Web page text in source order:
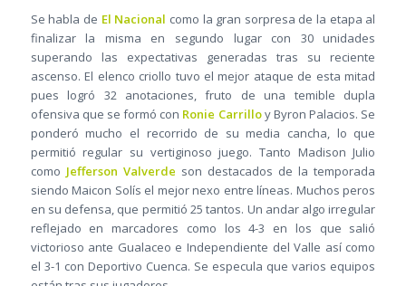
Se habla de El Nacional como la gran sorpresa de la etapa al
finalizar la misma en segundo lugar con 30 unidades
superando las expectativas generadas tras su reciente
ascenso. El elenco criollo tuvo el mejor ataque de esta mitad
pues logró 32 anotaciones, fruto de una temible dupla
ofensiva que se formó con Ronie Carrilloy Byron Palacios. Se
ponderó mucho el recorrido de su media cancha, lo que
permitió regular su vertiginoso juego. Tanto Madison Julio
como Jefferson Valverde son destacados de la temporada
siendo Maicon Solís el mejor nexo entre líneas. Muchos peros
en su defensa, que permitió 25 tantos. Un andar algo irregular
reflejado en marcadores como los 4-3 en los que salió
victorioso ante Gualaceo e Independiente del Valle así como
el 3-1 con Deportivo Cuenca. Se especula que varios equipos